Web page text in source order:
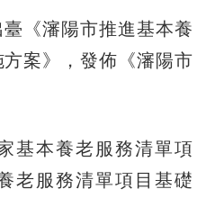
《瀋陽市推進基本養
案》，發佈《瀋陽市
本養老服務清單項
老服務清單項目基礎